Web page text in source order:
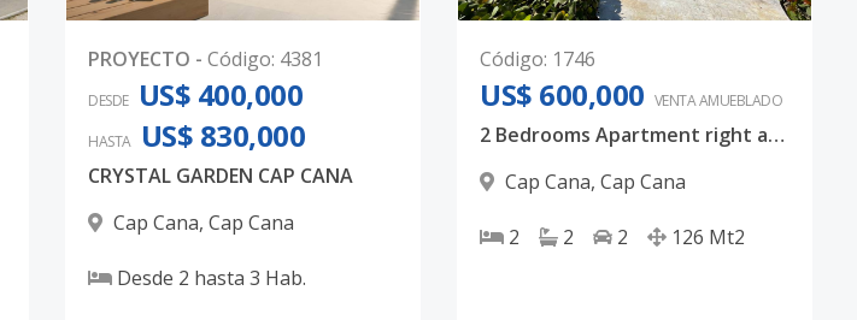
PROYECTO - Código: 4381
DESDE US$ 400,000
HASTA US$ 830,000
CRYSTAL GARDEN CAP CANA
Cap Cana, Cap Cana
Desde 2 hasta 3 Hab.
Código: 1746
US$ 600,000 VENTA AMUEBLADO
2 Bedrooms Apartment right at the beach
Cap Cana, Cap Cana
2 2 2 126 Mt2